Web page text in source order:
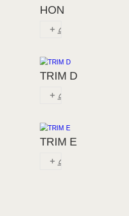
HON
TRIM D
TRIM E